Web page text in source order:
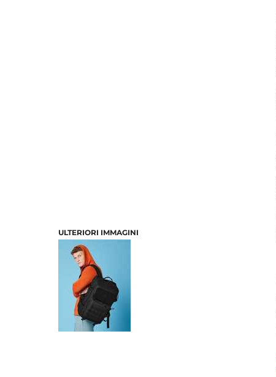
ULTERIORI IMMAGINI